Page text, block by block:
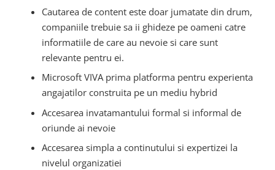
Cautarea de content este doar jumatate din drum,
companiile trebuie sa ii ghideze pe oameni catre
informatiile de care au nevoie si care sunt
relevante pentru ei.
Microsoft VIVA prima platforma pentru experienta
angajatilor construita pe un mediu hybrid
Accesarea invatamantului formal si informal de
oriunde ai nevoie
Accesarea simpla a continutului si expertizei la
nivelul organizatiei